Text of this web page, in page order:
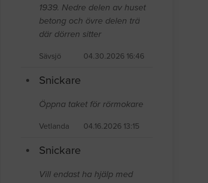
1939. Nedre delen av huset
betong och övre delen trä
där dörren sitter
Sävsjö 04.30.2026 16:46
Snickare
Öppna taket för rörmokare
Vetlanda 04.16.2026 13:15
Snickare
Vill endast ha hjälp med